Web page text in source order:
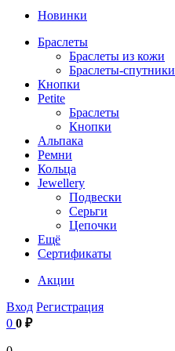
Новинки
Браслеты
Браслеты из кожи
Браслеты-спутники
Кнопки
Petite
Браслеты
Кнопки
Альпака
Ремни
Кольца
Jewellery
Подвески
Серьги
Цепочки
Ещё
Сертификаты
Акции
Вход Регистрация
0 0 ₽